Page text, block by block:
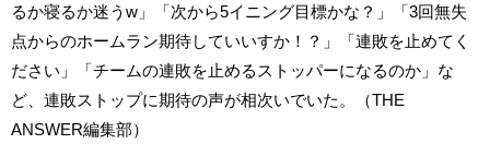
るか寝るか迷うw」「次から5イニング目標かな？」「3回無失
点からのホームラン期待していいすか！？」「連敗を止めてく
ださい」「チームの連敗を止めるストッパーになるのか」な
ど、連敗ストップに期待の声が相次いでいた。（THE
ANSWER編集部）